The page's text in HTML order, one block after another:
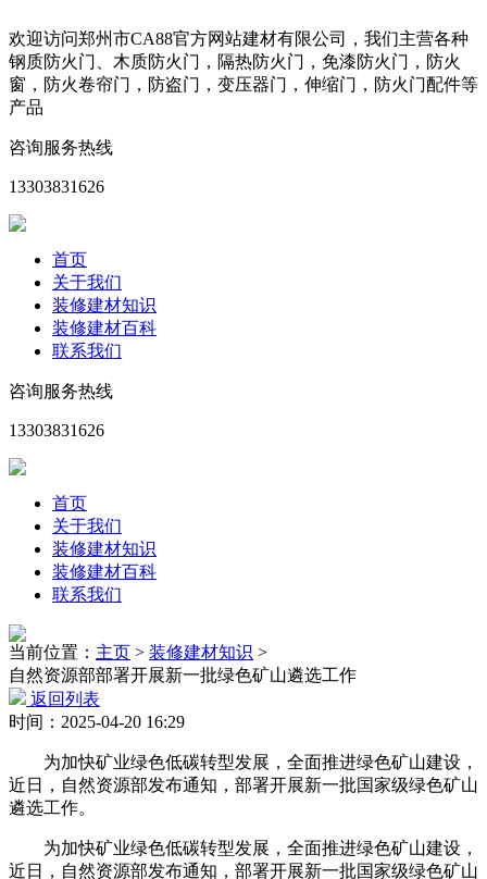
欢迎访问郑州市CA88官方网站建材有限公司，我们主营各种
钢质防火门、木质防火门，隔热防火门，免漆防火门，防火
窗，防火卷帘门，防盗门，变压器门，伸缩门，防火门配件等
产品
咨询服务热线
13303831626
首页
关于我们
装修建材知识
装修建材百科
联系我们
咨询服务热线
13303831626
首页
关于我们
装修建材知识
装修建材百科
联系我们
当前位置： 主页 > 装修建材知识 >
自然资源部部署开展新一批绿色矿山遴选工作
返回列表
时间：2025-04-20 16:29
为加快矿业绿色低碳转型发展，全面推进绿色矿山建设，
近日，自然资源部发布通知，部署开展新一批国家级绿色矿山
遴选工作。
为加快矿业绿色低碳转型发展，全面推进绿色矿山建设，
近日，自然资源部发布通知，部署开展新一批国家级绿色矿山